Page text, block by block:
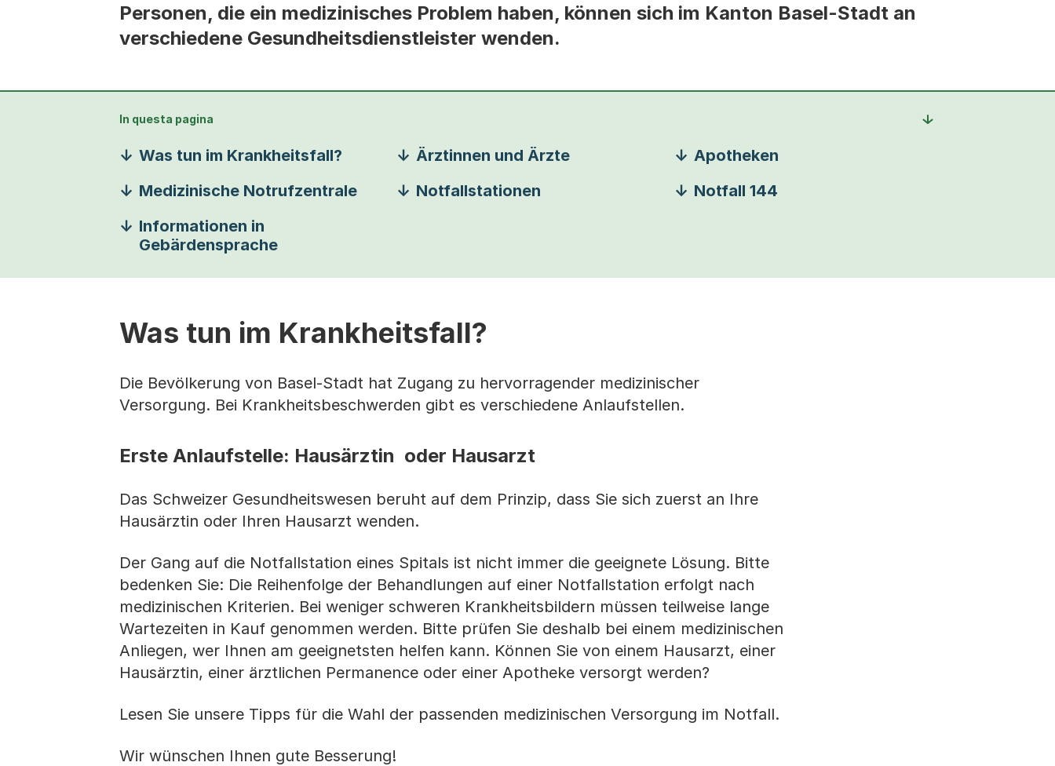
Personen, die ein medizinisches Problem haben, können sich im Kanton Basel-Stadt an
verschiedene Gesundheitsdienstleister wenden.
In questa pagina
Was tun im Krankheitsfall? Ärztinnen und Ärzte
Apotheken
Medizinische Notrufzentrale
Notfallstationen
Notfall 144
Informationen in
Gebärdensprache
Was tun im Krankheitsfall?
Die Bevölkerung von Basel-Stadt hat Zugang zu hervorragender medizinischer
Versorgung. Bei Krankheitsbeschwerden gibt es verschiedene Anlaufstellen.
Erste Anlaufstelle: Hausärztin oder Hausarzt
Das Schweizer Gesundheitswesen beruht auf dem Prinzip, dass Sie sich zuerst an Ihre
Hausärztin oder Ihren Hausarzt wenden.
Der Gang auf die Notfallstation eines Spitals ist nicht immer die geeignete Lösung. Bitte
bedenken Sie: Die Reihenfolge der Behandlungen auf einer Notfallstation erfolgt nach
medizinischen Kriterien. Bei weniger schweren Krankheitsbildern müssen teilweise lange
Wartezeiten in Kauf genommen werden. Bitte prüfen Sie deshalb bei einem medizinischen
Anliegen, wer Ihnen am geeignetsten helfen kann. Können Sie von einem Hausarzt, einer
Hausärztin, einer ärztlichen Permanence oder einer Apotheke versorgt werden?
Lesen Sie unsere Tipps für die Wahl der passenden medizinischen Versorgung im Notfall.
Wir wünschen Ihnen gute Besserung!